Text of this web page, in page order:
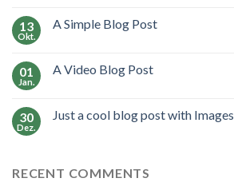
13
Okt.
A Simple Blog Post
01
Jan.
A Video Blog Post
30
Dez.
Just a cool blog post with Images
RECENT COMMENTS